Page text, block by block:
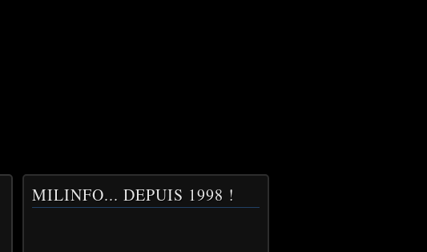
MILINFO... DEPUIS 1998 !